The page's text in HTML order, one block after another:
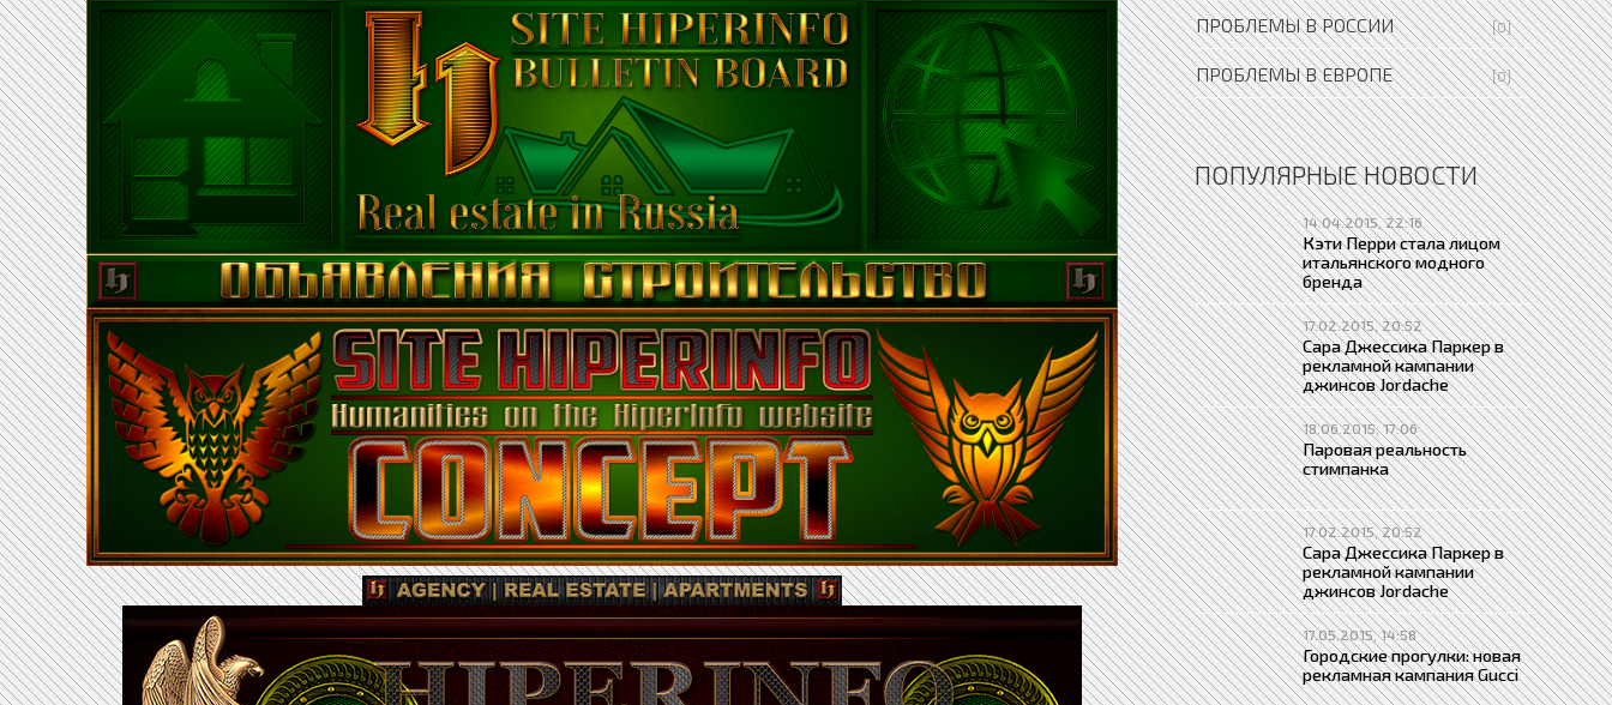
ПРОБЛЕМЫ В РОССИИ [0]
ПРОБЛЕМЫ В ЕВРОПЕ [0]
ПОПУЛЯРНЫЕ НОВОСТИ
14.04.2015, 22:16
Кэти Перри стала лицом
итальянского модного
бренда
17.02.2015, 20:52
Сара Джессика Паркер в
рекламной кампании
джинсов Jordache
18.06.2015, 17:06
Паровая реальность
стимпанка
17.02.2015, 20:52
Сара Джессика Паркер в
рекламной кампании
джинсов Jordache
17.05.2015, 14:58
Городские прогулки: новая
рекламная кампания Gucci